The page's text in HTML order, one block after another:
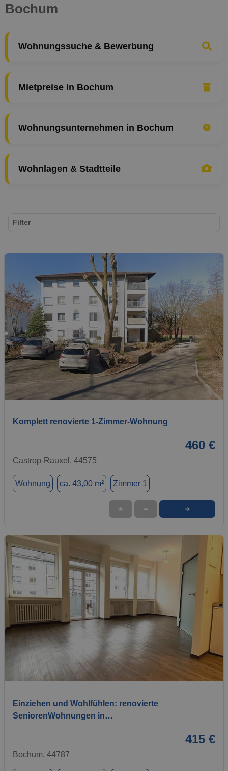
Bochum
Wohnungssuche & Bewerbung
Mietpreise in Bochum
Wohnungsunternehmen in Bochum
Wohnlagen & Stadtteile
1 / 13
Komplett renovierte 1-Zimmer-Wohnung
460 €
Castrop-Rauxel, 44575
Wohnung ca. 43,00 m² Zimmer 1
★ ➦ ➜
1 / 7
Einziehen und Wohlfühlen: renovierte
SeniorenWohnungen in…
415 €
Bochum, 44787
Filter